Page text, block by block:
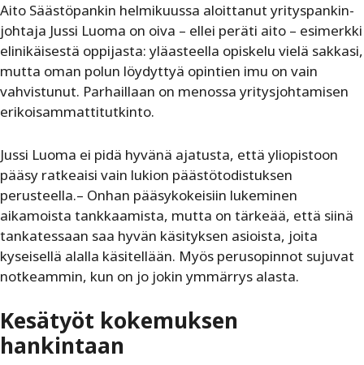
Aito Säästöpankin helmikuussa aloittanut yrityspankin-
johtaja Jussi Luoma on oiva – ellei peräti aito – esimerkki
elinikäisestä oppijasta: yläasteella opiskelu vielä sakkasi,
mutta oman polun löydyttyä opintien imu on vain
vahvistunut. Parhaillaan on menossa yritysjohtamisen
erikoisammattitutkinto.
Jussi Luoma ei pidä hyvänä ajatusta, että yliopistoon
pääsy ratkeaisi vain lukion päästötodistuksen
perusteella.– Onhan pääsykokeisiin lukeminen
aikamoista tankkaamista, mutta on tärkeää, että siinä
tankatessaan saa hyvän käsityksen asioista, joita
kyseisellä alalla käsitellään. Myös perusopinnot sujuvat
notkeammin, kun on jo jokin ymmärrys alasta.
Kesätyöt kokemuksen
hankintaan